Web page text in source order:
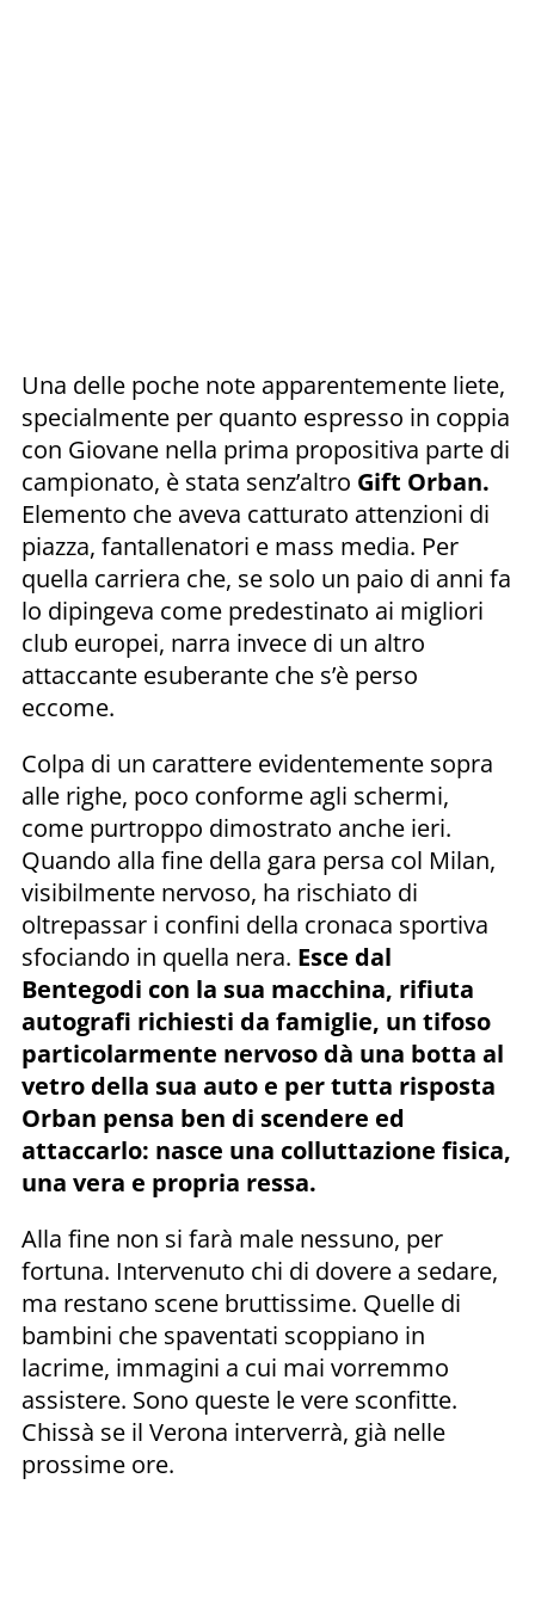
Una delle poche note apparentemente liete,
specialmente per quanto espresso in coppia
con Giovane nella prima propositiva parte di
campionato, è stata senz’altro Gift Orban.
Elemento che aveva catturato attenzioni di
piazza, fantallenatori e mass media. Per
quella carriera che, se solo un paio di anni fa
lo dipingeva come predestinato ai migliori
club europei, narra invece di un altro
attaccante esuberante che s’è perso
eccome.
Colpa di un carattere evidentemente sopra
alle righe, poco conforme agli schermi,
come purtroppo dimostrato anche ieri.
Quando alla fine della gara persa col Milan,
visibilmente nervoso, ha rischiato di
oltrepassar i confini della cronaca sportiva
sfociando in quella nera. Esce dal
Bentegodi con la sua macchina, rifiuta
autografi richiesti da famiglie, un tifoso
particolarmente nervoso dà una botta al
vetro della sua auto e per tutta risposta
Orban pensa ben di scendere ed
attaccarlo: nasce una colluttazione fisica,
una vera e propria ressa.
Alla fine non si farà male nessuno, per
fortuna. Intervenuto chi di dovere a sedare,
ma restano scene bruttissime. Quelle di
bambini che spaventati scoppiano in
lacrime, immagini a cui mai vorremmo
assistere. Sono queste le vere sconfitte.
Chissà se il Verona interverrà, già nelle
prossime ore.